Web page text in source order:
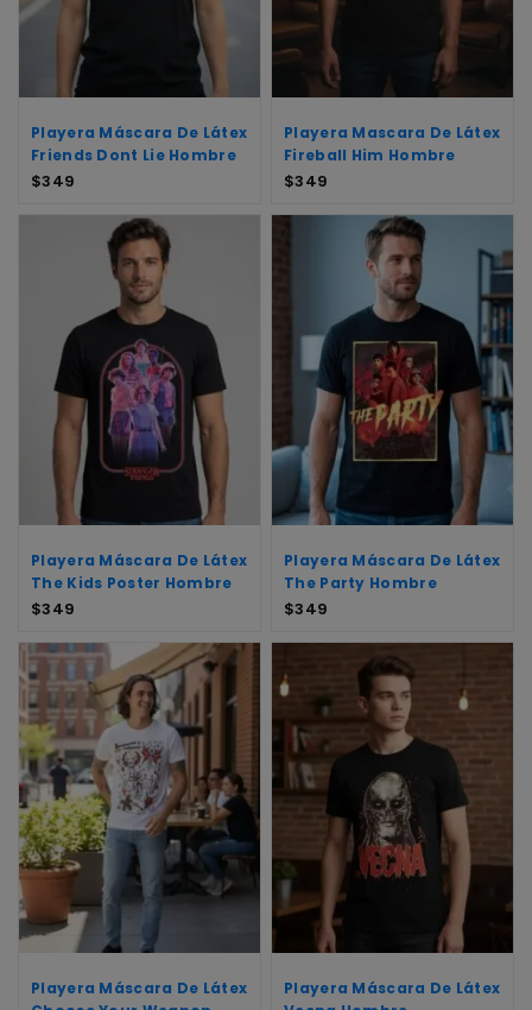
Playera Máscara De Látex
Friends Dont Lie Hombre
$349
Playera Mascara De Látex
Fireball Him Hombre
$349
Playera Máscara De Látex
The Kids Poster Hombre
$349
Playera Máscara De Látex
The Party Hombre
$349
Playera Máscara De Látex
Playera Máscara De Látex